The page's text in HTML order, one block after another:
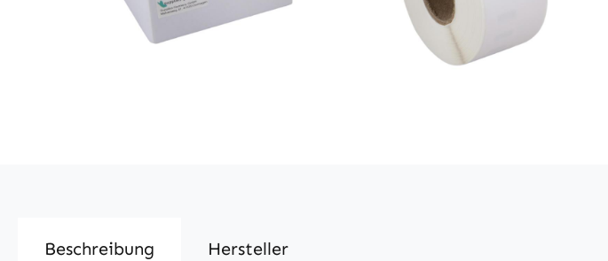
Beschreibung Hersteller